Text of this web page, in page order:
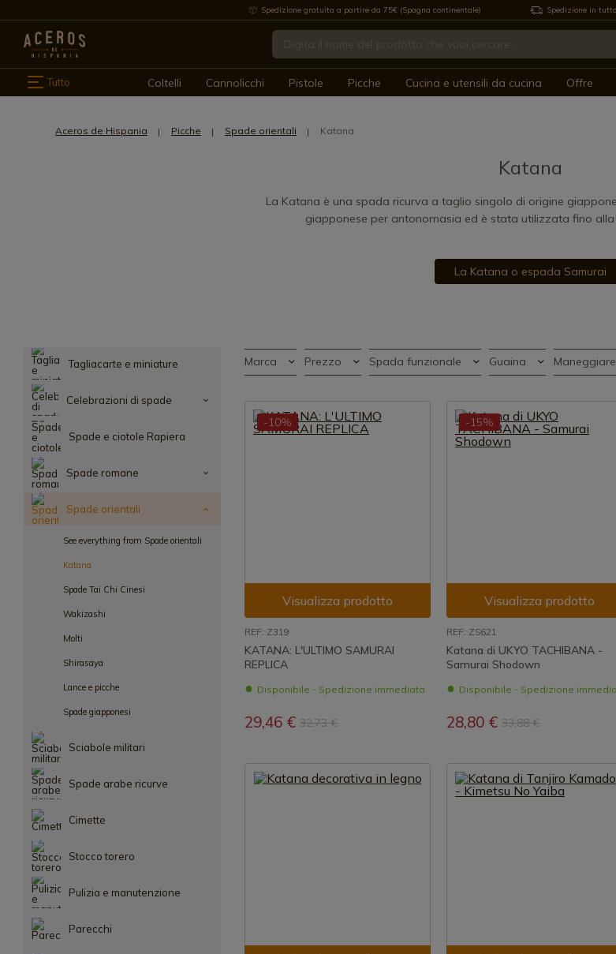
Spedizione gratuita a partire da 75€ (Spagna continentale) Spedizione in
Tutto Coltelli Cannolicchi Pistole Picche Cucina e utensili da cucina Offre
Aceros de Hispania Picche Spade orientali Katana
Katana
La Katana è una spada ricurva a taglio singolo di origine
giapponese per antonomasia ed è stata utilizzata fino
La Katana o espada Samurai
Tagliacarte e miniature
Celebrazioni di spade
Spade e ciotole Rapiera
Spade romane
Spade orientali
See everything from Spade orientali
Katana
Spade Tai Chi Cinesi
Wakizashi
Molti
Shirasaya
Lance e picche
Spade giapponesi
Sciabole militari
Spade arabe ricurve
Cimette
Stocco torero
Pulizia e manutenzione
Parecchi
Marca Prezzo Spada funzionale Guaina Maneggiare
-10%
Visualizza prodotto
REF: Z319
KATANA: L'ULTIMO SAMURAI
REPLICA
Disponibile - Spedizione immediata
29,46 € 32,73 €
-15%
Visualizza prodotto
REF: ZS621
Katana di UKYO TACHIBANA -
Samurai Shodown
Disponibile - Spedizione
28,80 € 33,88 €